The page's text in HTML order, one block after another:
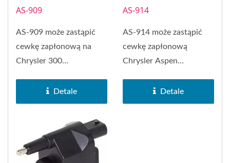
AS-909
AS-909 może zastąpić
cewkę zapłonową na
Chrysler 300
zapłonowa PH-COP...
Detale
AS-914
AS-914 może zastąpić
cewkę zapłonową
Chrysler Aspen
zapłonowa PH-COP...
Detale